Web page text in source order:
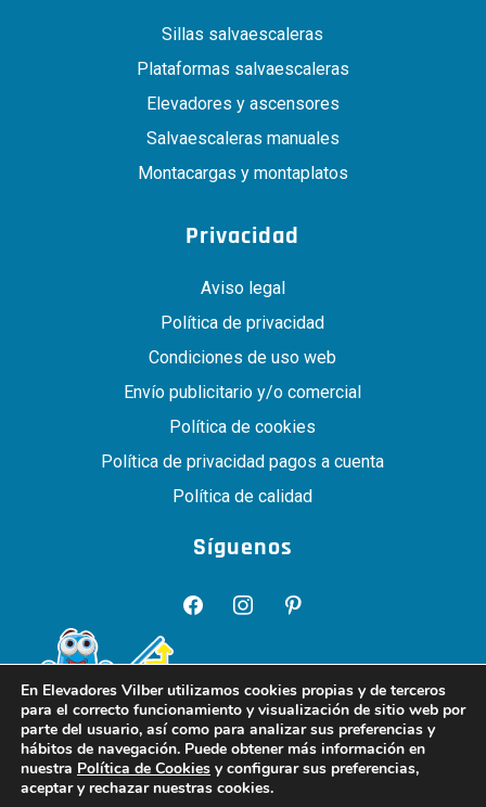
Sillas salvaescaleras
Plataformas salvaescaleras
Elevadores y ascensores
Salvaescaleras manuales
Montacargas y montaplatos
Privacidad
Aviso legal
Política de privacidad
Condiciones de uso web
Envío publicitario y/o comercial
Política de cookies
Política de privacidad pagos a cuenta
Política de calidad
Síguenos
facebookinstagrampinterest
En Elevadores Vilber utilizamos cookies propias y de terceros
para el correcto funcionamiento y visualización de sitio web por
parte del usuario, así como para analizar sus preferencias y
hábitos de navegación. Puede obtener más información en
nuestra Política de Cookies y configurar sus preferencias,
aceptar y rechazar nuestras cookies.